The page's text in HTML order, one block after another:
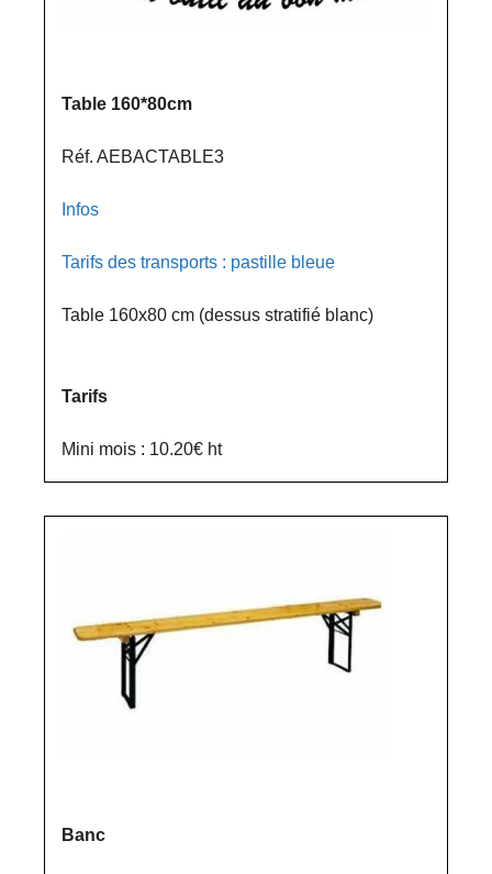
Table 160*80cm
Réf. AEBACTABLE3
Infos
Tarifs des transports : pastille bleue
Table 160x80 cm (dessus stratifié blanc)
Tarifs
Mini mois : 10.20€ ht
Banc